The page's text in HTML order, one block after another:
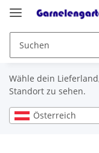
Wähle dein
Standort zu sehen.
Österreich